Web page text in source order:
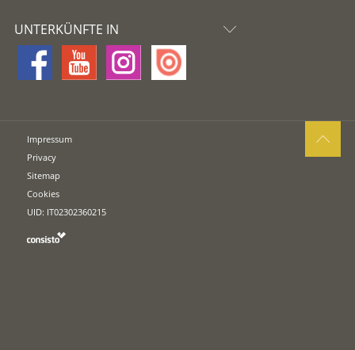
UNTERKÜNFTE IN
Impressum
Privacy
Sitemap
Cookies
UID: IT02302360215